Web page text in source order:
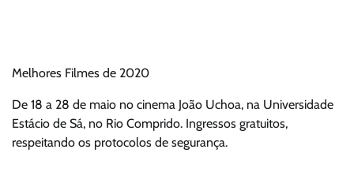
Melhores Filmes de 2020
De 18 a 28 de maio no cinema João Uchoa, na Universidade
Estácio de Sá, no Rio Comprido. Ingressos gratuitos,
respeitando os protocolos de segurança.